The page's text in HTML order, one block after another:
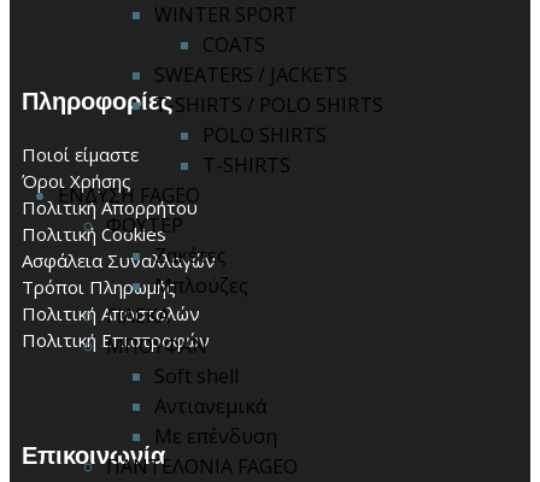
WINTER SPORT
COATS
SWEATERS / JACKETS
T-SHIRTS / POLO SHIRTS
POLO SHIRTS
T-SHIRTS
ΕΝΔΥΣΗ FAGEO
ΦΟΥΤΕΡ
Ζακέτες
Μπλούζες
ΓΙΛΕΚΑ
ΜΠΟΥΦΑΝ
Soft shell
Αντιανεμικά
Με επένδυση
ΠΑΝΤΕΛΟΝΙΑ FAGEO
Πληροφορίες
Ποιοί είμαστε
Όροι Χρήσης
Πολιτική Απορρήτου
Πολιτική Cookies
Ασφάλεια Συναλλαγών
Τρόποι Πληρωμής
Πολιτική Αποστολών
Πολιτική Επιστροφών
Επικοινωνία